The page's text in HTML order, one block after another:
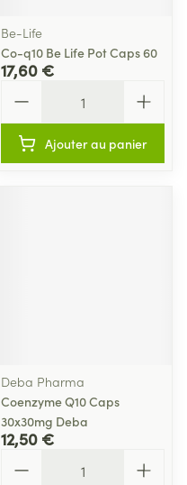
Be-Life
Co-q10 Be Life Pot Caps 60
17,60 €
Ajouter au panier
Deba Pharma
Coenzyme Q10 Caps
30x30mg Deba
12,50 €